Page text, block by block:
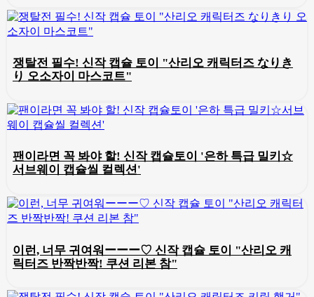
쟁탈전 필수! 신작 캡슐 토이 "산리오 캐릭터즈 なりき
り 오소자이 마스코트"
팬이라면 꼭 봐야 할! 신작 캡슐토이 '은하 특급 밀키☆
서브웨이 캡슐씰 컬렉션'
이런, 너무 귀여워ーーー♡ 신작 캡슐 토이 "산리오 캐
릭터즈 반짝반짝! 쿠션 리본 참"